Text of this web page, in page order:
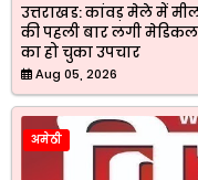
उत्तराखड: कांवड़ मेले में मील
की पहली बार लगी
का हो चुका उपचार
Aug 05, 2026
अमेठी